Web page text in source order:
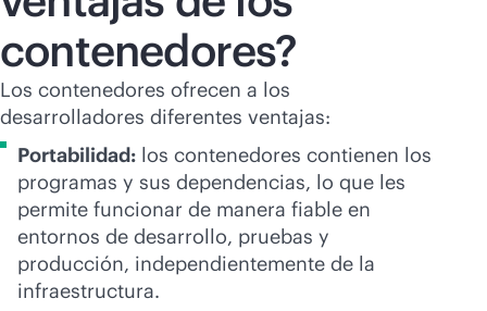
contenedores?
Los contenedores ofrecen a los
desarrolladores diferentes ventajas:
Portabilidad: los contenedores contienen los
programas y sus dependencias, lo que les
permite funcionar de manera fiable en
entornos de desarrollo, pruebas y
producción, independientemente de la
infraestructura.